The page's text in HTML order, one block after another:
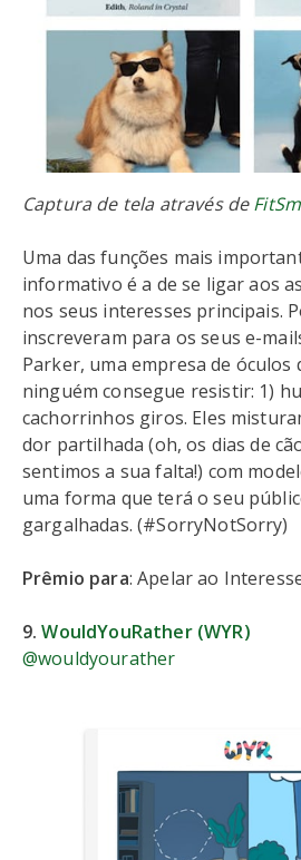
Captura de tela através de
Uma das funções mais
informativo é a de se ligar aos
nos seus interesses principais.
inscreveram para os seus e-
Parker, uma empresa de óculos
ninguém consegue resistir: 1)
cachorrinhos giros. Eles
dor partilhada (oh, os dias de
sentimos a sua falta!) com
uma forma que terá o seu
gargalhadas. (#SorryNotSorry)
Prêmio para: Apelar ao
9.WouldYouRather (WYR)
@wouldyourather